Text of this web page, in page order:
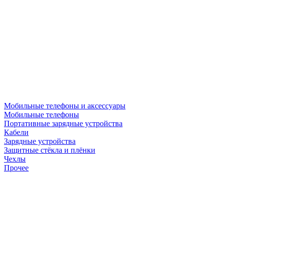
Мобильные телефоны и аксессуары
Мобильные телефоны
Портативные зарядные устройства
Кабели
Зарядные устройства
Защитные стёкла и плёнки
Чехлы
Прочее